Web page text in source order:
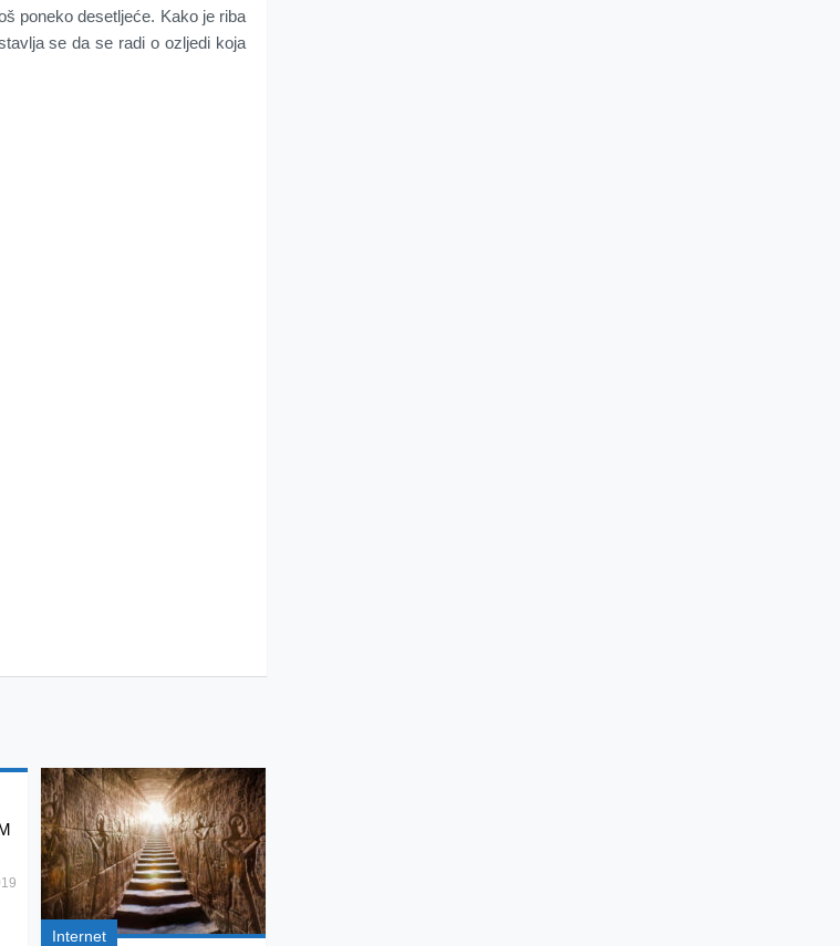
poneko desetljeće. Kako je riba
se da se radi o ozljedi koja
Internet